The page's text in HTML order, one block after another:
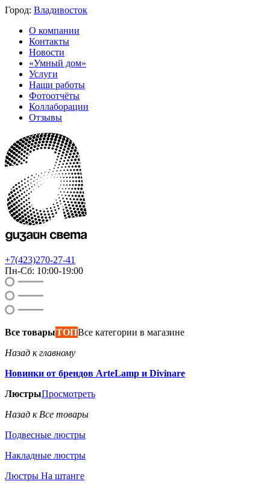
Город: Владивосток
О компании
Контакты
Новости
«Умный дом»
Услуги
Наши работы
Фотоотчёты
Коллаборации
Отзывы
+7(423)270-27-41
Пн-Сб: 10:00-19:00
Все товарыТОПВсе категории в магазине
Назад к главному
Новинки от брендов ArteLamp и Divinare
ЛюстрыПросмотреть
Назад к Все товары
Подвесные люстры
Накладные люстры
Люстры На штанге